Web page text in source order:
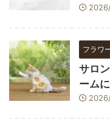
フラワ
サロ
ームに